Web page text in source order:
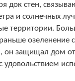
док стен,
и солнечных
территории.
озеленение
он защищал дом